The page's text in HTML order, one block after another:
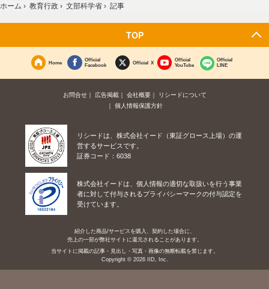
ホーム › 教育行政 › 文部科学省 › 記事
TOP
Home
Official
Facebook
Official X
Official
YouTube
Official
LINE
お問合せ 広告掲載 会社概要
リシードについて
個人情報保護方針
リシードは、株式会社イード（東証グロース上場）の運
営するサービスです。
証券コード：6038
株式会社イードは、個人情報の適切な取扱いを行う事業
者に対して付与されるプライバシーマークの付与認定を
受けています。
紹介した商品/サービスを購入、契約した場合に、
売上の一部が弊社サイトに還元されることがあります。
当サイトに掲載の記事・見出し・写真・画像の無断転載を禁じます。
Copyright © 2026 IID, Inc.